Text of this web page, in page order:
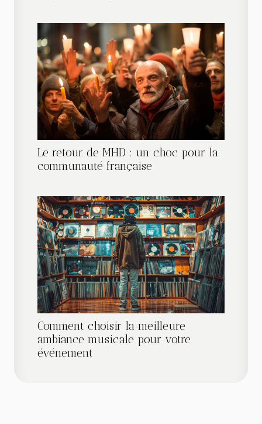
Le retour de MHD : un choc pour la
communauté française
Comment choisir la meilleure
ambiance musicale pour votre
événement